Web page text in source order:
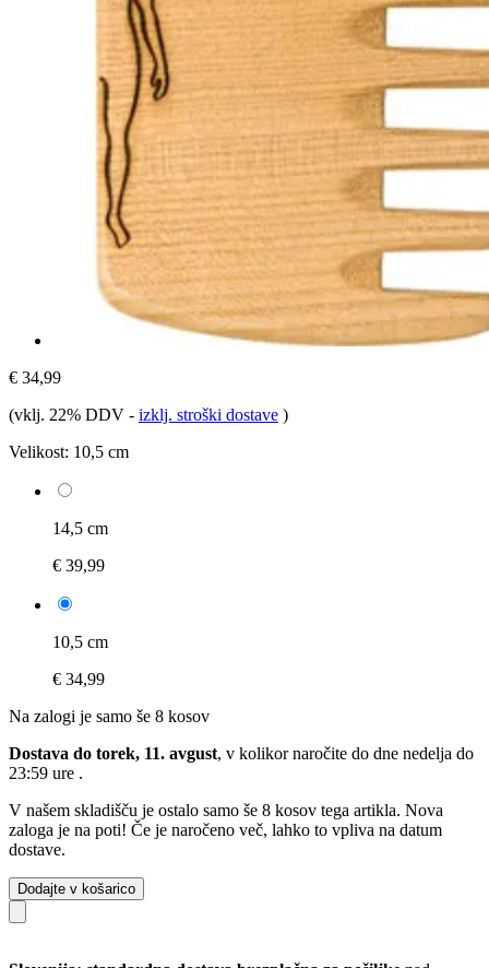
€ 34,99
(vklj. 22% DDV - izklj. stroški dostave )
Velikost: 10,5 cm
14,5 cm
€ 39,99
10,5 cm
€ 34,99
Na zalogi je samo še 8 kosov
Dostava do torek, 11. avgust, v kolikor naročite do dne nedelja do
23:59 ure .
V našem skladišču je ostalo samo še 8 kosov tega artikla. Nova
zaloga je na poti! Če je naročeno več, lahko to vpliva na datum
dostave.
Dodajte v košarico